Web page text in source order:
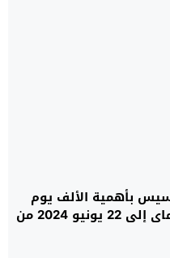
بأهمية الألف يوم
الأولى من حياة الطفل من 22 ماي إلى 22 يونيو 2024 من